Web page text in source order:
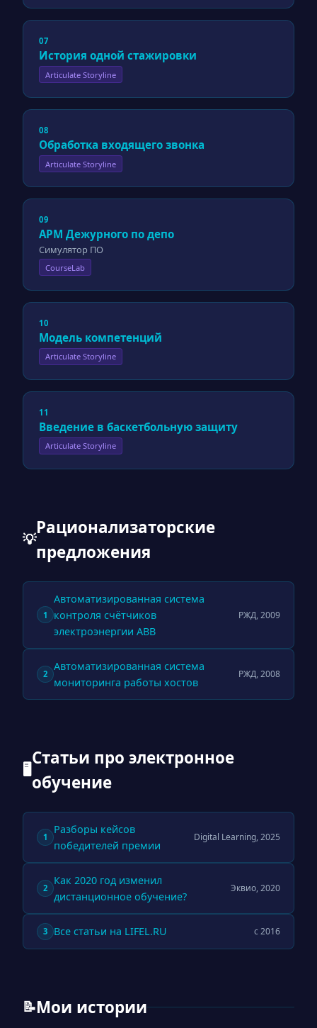
07
История одной стажировки
Articulate Storyline
08
Обработка входящего звонка
Articulate Storyline
09
АРМ Дежурного по депо
Симулятор ПО
CourseLab
10
Модель компетенций
Articulate Storyline
11
Введение в баскетбольную защиту
Articulate Storyline
💡
Рационализаторские
предложения
1
Автоматизированная система
контроля счётчиков
электроэнергии ABB
РЖД, 2009
2
Автоматизированная система
мониторинга работы хостов
РЖД, 2008
🖥
Статьи про электронное
обучение
1
Разборы кейсов
победителей премии
Digital Learning, 2025
2
Как 2020 год изменил
дистанционное обучение?
Эквио, 2020
3 Все статьи на LIFEL.RU с 2016
📝Мои истории